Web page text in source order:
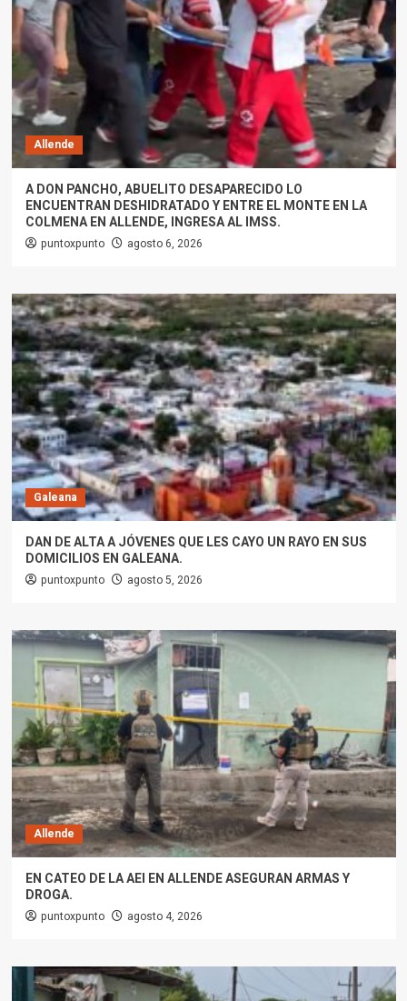
Allende
A DON PANCHO, ABUELITO DESAPARECIDO LO
ENCUENTRAN DESHIDRATADO Y ENTRE EL MONTE EN LA
COLMENA EN ALLENDE, INGRESA AL IMSS.
puntoxpunto agosto 6, 2026
Galeana
DAN DE ALTA A JÓVENES QUE LES CAYO UN RAYO EN SUS
DOMICILIOS EN GALEANA.
puntoxpunto agosto 5, 2026
Allende
EN CATEO DE LA AEI EN ALLENDE ASEGURAN ARMAS Y
DROGA.
puntoxpunto agosto 4, 2026